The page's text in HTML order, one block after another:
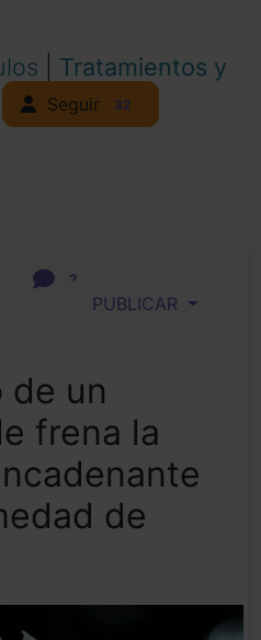
Tratamientos y
Seguir 32
2
PUBLICAR
de un
frena la
de